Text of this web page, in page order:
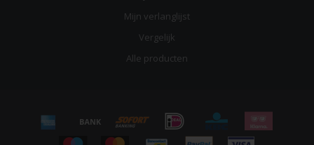
Mijn verlanglijst
Vergelijk
Alle producten